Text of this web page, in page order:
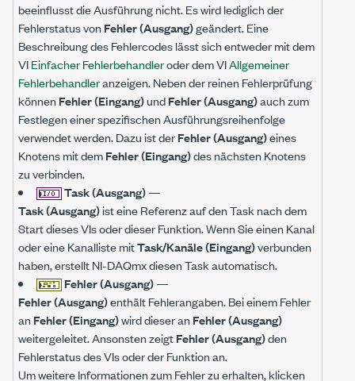
beeinflusst die Ausführung nicht. Es wird lediglich der
Fehlerstatus vonFehler (Ausgang)geändert. Eine
Beschreibung des Fehlercodes lässt sich entweder mit dem
VIEinfacher Fehlerbehandleroder dem VIAllgemeiner
Fehlerbehandleranzeigen. Neben der reinen Fehlerprüfung
könnenFehler (Eingang)undFehler (Ausgang)auch zum
Festlegen einer spezifischen Ausführungsreihenfolge
verwendet werden. Dazu ist derFehler (Ausgang)eines
Knotens mit demFehler (Eingang)des nächsten Knotens
zu verbinden.
Task (Ausgang)—
Task (Ausgang)ist eine Referenz auf den Task nach dem
Start dieses VIs oder dieser Funktion. Wenn Sie einen Kanal
oder eine Kanalliste mitTask/Kanäle (Eingang)verbunden
haben, erstellt NI-DAQmx diesen Task automatisch.
Fehler (Ausgang)—
Fehler (Ausgang)enthält Fehlerangaben. Bei einem Fehler
anFehler (Eingang)wird dieser anFehler (Ausgang)
weitergeleitet. Ansonsten zeigtFehler (Ausgang)den
Fehlerstatus des VIs oder der Funktion an.
Um weitere Informationen zum Fehler zu erhalten, klicken